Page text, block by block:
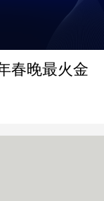
春晚最火金